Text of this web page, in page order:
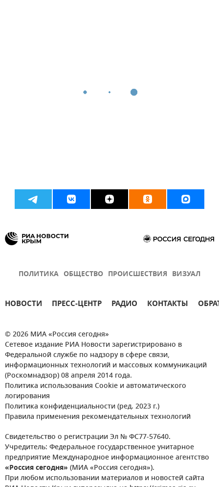
ПОЛИТИКА ОБЩЕСТВО ПРОИСШЕСТВИЯ ВИЗУАЛ
НОВОСТИ ПРЕСС-ЦЕНТР РАДИО КОНТАКТЫ
© 2026 МИА «Россия сегодня»
Сетевое издание РИА Новости зарегистрировано в
Федеральной службе по надзору в сфере связи,
информационных технологий и массовых коммуникаций
(Роскомнадзор) 08 апреля 2014 года.
Политика использования Cookie и автоматического
логирования
Политика конфиденциальности (ред. 2023 г.)
Правила применения рекомендательных технологий
Свидетельство о регистрации Эл № ФС77-57640.
Учредитель: Федеральное государственное унитарное
предприятие Международное информационное агентство
«Россия сегодня» (МИА «Россия сегодня»).
При любом использовании материалов и новостей сайта